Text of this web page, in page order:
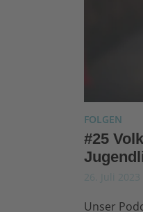
FOLGEN
#25
26. Juli 2023
Unser